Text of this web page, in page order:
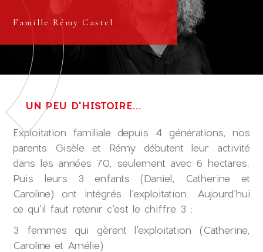
Famille Rémy Castel
UN PEU D'HISTOIRE...
Exploitation familiale depuis 4 générations, nos
parents Gisèle et Rémy débutent leur activité
dans les années 70, seulement avec 6 hectares.
Puis leurs 3 enfants (Daniel, Catherine et
Caroline) ont intégrés l’exploitation. Aujourd’hui
ce qu’il faut retenir c’est le chiffre 3 :
3 femmes qui gèrent l’exploitation (Catherine,
Caroline et Amélie)